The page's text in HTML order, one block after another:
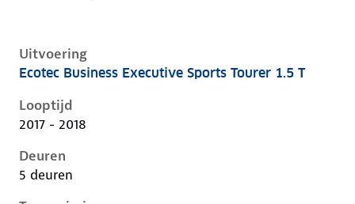
Uitvoering
Opel Insignia b, sports tourer 1.5 t, 103 kW, Benzine,
Ecotec Business Executive Sports Tourer 1.5 T
Looptijd
2017 - 2018
Deuren
5 deuren